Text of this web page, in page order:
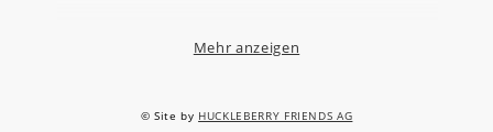
Niederstedter Weg 13A – 17, 61348 Bad Homburg v.d.H.
Mehr anzeigen
© Site by HUCKLEBERRY FRIENDS AG